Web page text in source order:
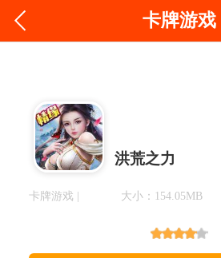
卡牌游戏
洪荒之力
卡牌游戏 | 大小：154.05MB